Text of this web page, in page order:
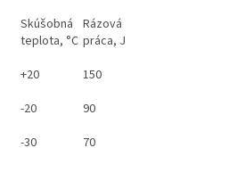
Skúšobná
teplota, °C
Rázová
práca, J
+20
150
-20
90
-30
70